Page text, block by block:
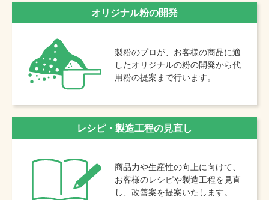
オリジナル粉の開発
製粉のプロが、お客様の商品に適
したオリジナルの粉の開発から代
用粉の提案まで行います。
レシピ・製造工程の見直し
商品力や生産性の向上に向けて、
お客様のレシピや製造工程を見直
し、改善案を提案いたします。